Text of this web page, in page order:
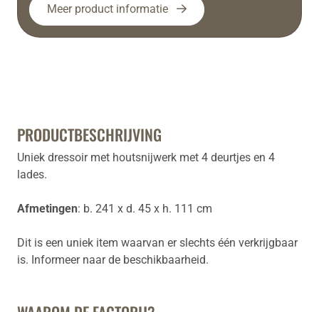
Meer product informatie
PRODUCTBESCHRIJVING
Uniek dressoir met houtsnijwerk met 4 deurtjes en 4
lades.
Afmetingen: b. 241 x d. 45 x h. 111 cm
Dit is een uniek item waarvan er slechts één verkrijgbaar
is. Informeer naar de beschikbaarheid.